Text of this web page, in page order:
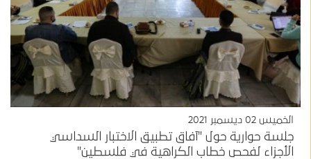
الخميس 02 ديسمبر 2021
جلسة حوارية حول "آفاق تطبيق الاختبار السداسي
الأجزاء لفحص خطاب الكراهية في فلسطين"